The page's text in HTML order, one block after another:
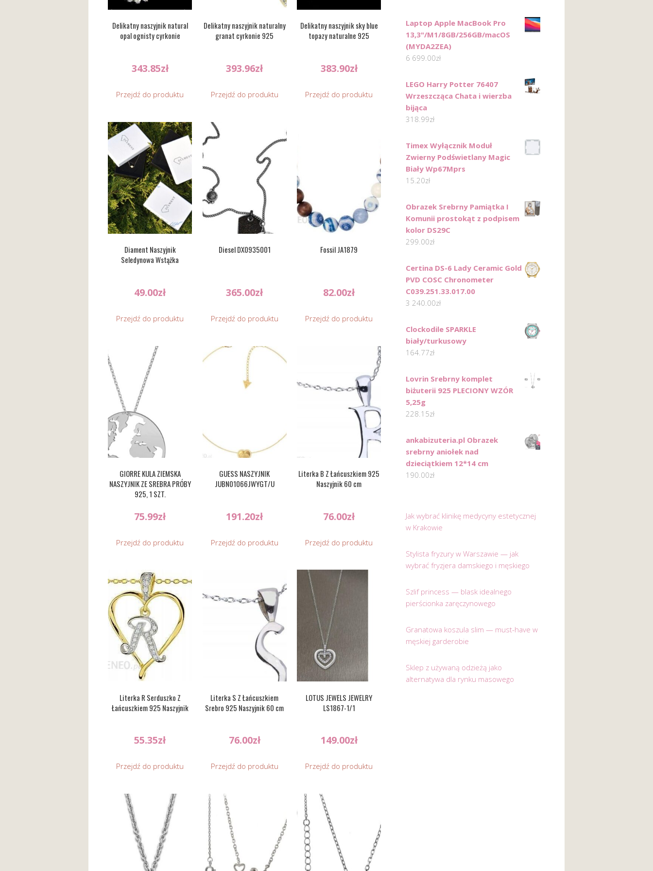
Delikatny naszyjnik natural
opal ognisty cyrkonie
343.85zł
Przejdź do produktu
Delikatny naszyjnik naturalny
granat cyrkonie 925
393.96zł
Przejdź do produktu
Delikatny naszyjnik sky blue
topazy naturalne 925
383.90zł
Przejdź do produktu
Diament Naszyjnik
Seledynowa Wstążka
49.00zł
Przejdź do produktu
Diesel DX0935001
365.00zł
Przejdź do produktu
Fossil JA1879
82.00zł
Przejdź do produktu
GIORRE KULA ZIEMSKA
NASZYJNIK ZE SREBRA PRÓBY
925, 1 SZT.
75.99zł
Przejdź do produktu
GUESS NASZYJNIK
JUBN01066JWYGT/U
191.20zł
Przejdź do produktu
Literka B Z Łańcuszkiem 925
Naszyjnik 60 cm
76.00zł
Przejdź do produktu
Literka R Serduszko Z
Łańcuszkiem 925 Naszyjnik
55.35zł
Przejdź do produktu
Literka S Z Łańcuszkiem
Srebro 925 Naszyjnik 60 cm
76.00zł
Przejdź do produktu
LOTUS JEWELS JEWELRY
LS1867-1/1
149.00zł
Przejdź do produktu
Laptop Apple MacBook Pro
13,3"/M1/8GB/256GB/macOS
(MYDA2ZEA)
6 699.00zł
LEGO Harry Potter 76407
Wrzeszcząca Chata i wierzba
bijąca
318.99zł
Timex Wyłącznik Moduł
Zwierny Podświetlany Magic
Biały Wp67Mprs
15.20zł
Obrazek Srebrny Pamiątka I
Komunii prostokąt z podpisem
kolor DS29C
299.00zł
Certina DS-6 Lady Ceramic Gold
PVD COSC Chronometer
C039.251.33.017.00
3 240.00zł
Clockodile SPARKLE
biały/turkusowy
164.77zł
Lovrin Srebrny komplet
biżuterii 925 PLECIONY WZÓR
5,25g
228.15zł
ankabizuteria.pl Obrazek
srebrny aniołek nad
dzieciątkiem 12*14 cm
190.00zł
Jak wybrać klinikę medycyny estetycznej
w Krakowie
Stylista fryzury w Warszawie — jak
wybrać fryzjera damskiego i męskiego
Szlif princess — blask idealnego
pierścionka zaręczynowego
Granatowa koszula slim — must-have w
męskiej garderobie
Sklep z używaną odzieżą jako
alternatywa dla rynku masowego